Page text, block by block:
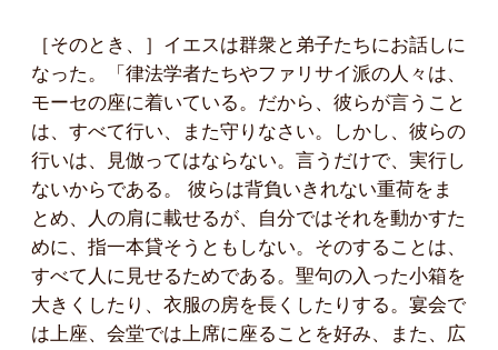
［そのとき、］イエスは群衆と弟子たちにお話しに
なった。「律法学者たちやファリサイ派の人々は、
モーセの座に着いている。だから、彼らが言うこと
は、すべて行い、また守りなさい。しかし、彼らの
行いは、見倣ってはならない。言うだけで、実行し
ないからである。 彼らは背負いきれない重荷をま
とめ、人の肩に載せるが、自分ではそれを動かすた
めに、指一本貸そうともしない。そのすることは、
すべて人に見せるためである。聖句の入った小箱を
大きくしたり、衣服の房を長くしたりする。宴会で
は上座、会堂では上席に座ることを好み、また、広